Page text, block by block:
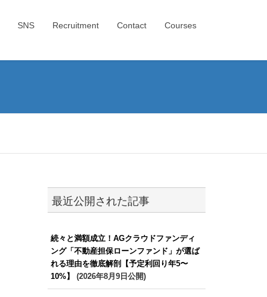
SNS Recruitment Contact Courses
最近公開された記事
続々と満額成立！AGクラウドファンディ
ング「不動産担保ローンファンド」が選ば
れる理由を徹底解剖【予定利回り年5〜
10%】
(2026年8月9日公開)